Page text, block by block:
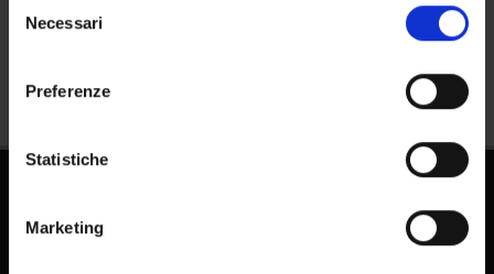
modificare o revocare il proprio consenso in qualsiasi
momento dalla Dichiarazione sui cookie o facendo clic
raccogliere informazioni sulla tua posizione
geografica, con un'approssimazione di qualche
Identificare il tuo dispositivo, scansionandolo
delNecessari
Preferenze
Statistiche
Marketing
Dottorati